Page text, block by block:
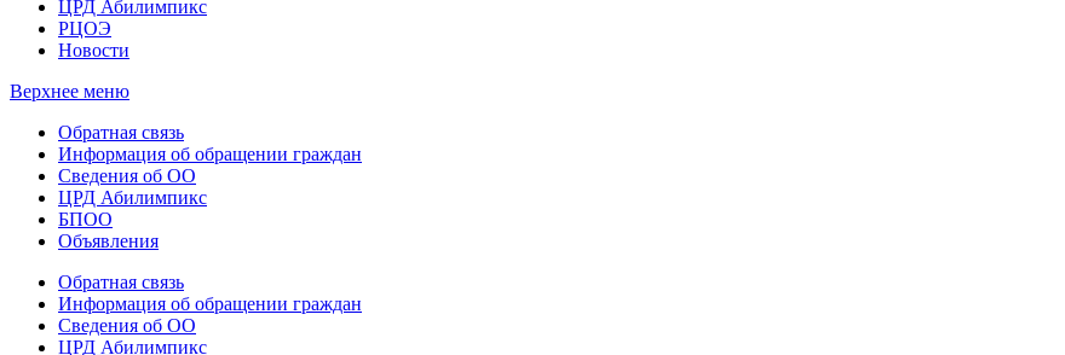
ЦРД Абилимпикс
РЦОЭ
Новости
Верхнее меню
Обратная связь
Информация об обращении граждан
Сведения об ОО
ЦРД Абилимпикс
БПОО
Объявления
Обратная связь
Информация об обращении граждан
Сведения об ОО
ЦРД Абилимпикс